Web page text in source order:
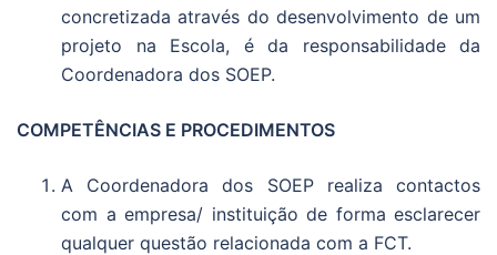
concretizada através do desenvolvimento de um
projeto na Escola, é da responsabilidade da
Coordenadora dos SOEP.
COMPETÊNCIAS E PROCEDIMENTOS
A Coordenadora dos SOEP realiza contactos
com a empresa/ instituição de forma esclarecer
qualquer questão relacionada com a FCT.